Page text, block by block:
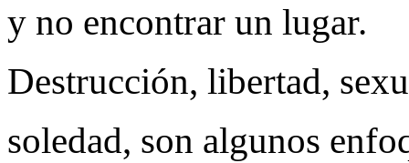
y no encontrar un lugar.
Destrucción, libertad,
soledad, son algunos